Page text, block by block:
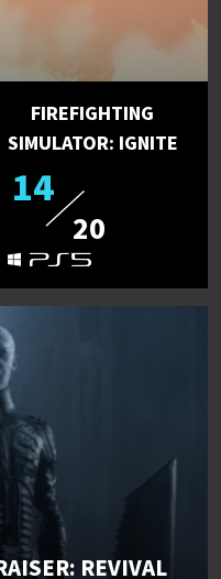
FIREFIGHTING
SIMULATOR: IGNITE
14
20
REVIVAL